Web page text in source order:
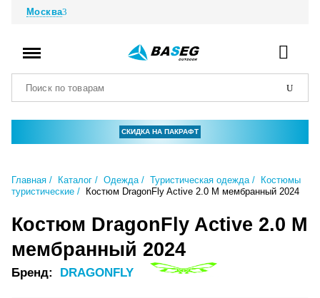
Москва
СКИДКА НА ПАКРАФТ
Главная Каталог Одежда Туристическая одежда
Костюмы
туристические
Костюм DragonFly Active 2.0 M мембранный 2024
Костюм DragonFly Active 2.0 M
мембранный 2024
Бренд: DRAGONFLY